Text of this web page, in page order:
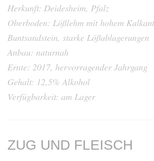
Herkunft: Deidesheim, Pfalz
Oberboden: Lößlehm mit hohem
Buntsandstein, starke Lößablagerungen
Anbau: naturnah
Ernte: 2017, hervorragender Jahrgang
Gehalt: 12,5% Alkohol
Verfügbarkeit: am Lager
ZUG UND FLEISCH